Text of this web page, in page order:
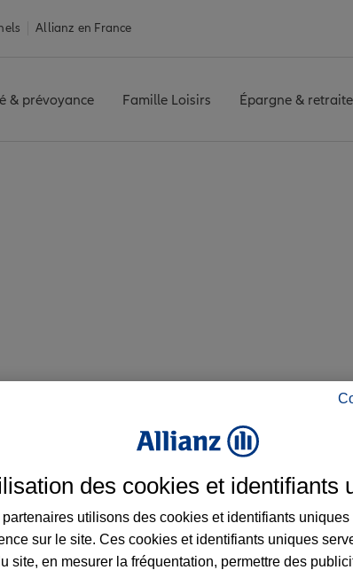
Allianz en France
& prévoyance Famille Loisirs Épargne & retraite
à Onnaing et aux alentours :
des cookies et identifiants
partenaires utilisons des cookies et identifiants
sur le site. Ces cookies et identifiants uniques
site, en mesurer la fréquentation, permettre des